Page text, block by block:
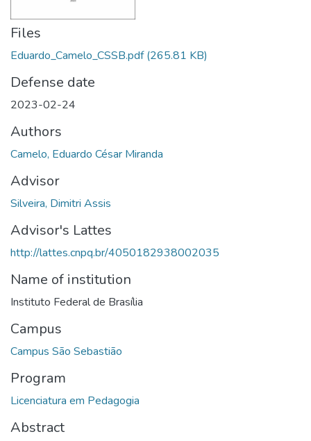
Files
Eduardo_Camelo_CSSB.pdf(265.81 KB)
Defense date
2023-02-24
Authors
Camelo, Eduardo César Miranda
Advisor
Silveira, Dimitri Assis
Advisor's Lattes
http://lattes.cnpq.br/4050182938002035
Name of institution
Instituto Federal de Brasília
Campus
Campus São Sebastião
Program
Licenciatura em Pedagogia
Abstract